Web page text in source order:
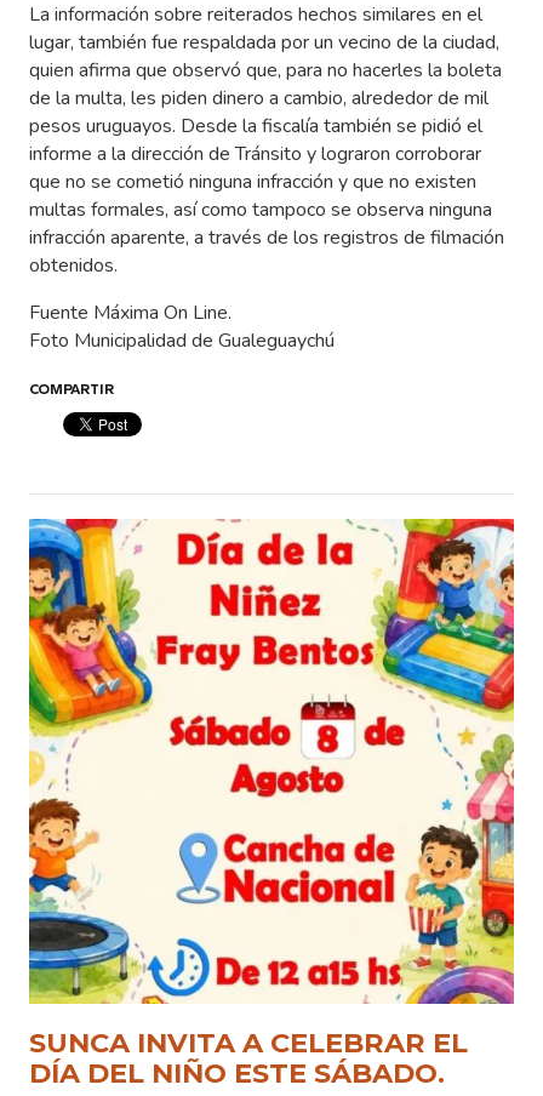
La información sobre reiterados hechos similares en el
lugar, también fue respaldada por un vecino de la ciudad,
quien afirma que observó que, para no hacerles la boleta
de la multa, les piden dinero a cambio, alrededor de mil
pesos uruguayos. Desde la fiscalía también se pidió el
informe a la dirección de Tránsito y lograron corroborar
que no se cometió ninguna infracción y que no existen
multas formales, así como tampoco se observa ninguna
infracción aparente, a través de los registros de filmación
obtenidos.
Fuente Máxima On Line.
Foto Municipalidad de Gualeguaychú
COMPARTIR
SUNCA INVITA A CELEBRAR EL
DÍA DEL NIÑO ESTE SÁBADO.